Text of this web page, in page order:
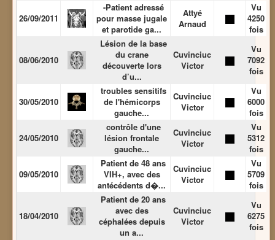
26/09/2011
-Patient adressé
pour masse jugale
et parotide ga...
Attyé
Arnaud
Vu
4250
fois
08/06/2010
Lésion de la base
du crane
découverte lors
d’u...
Cuvinciuc
Victor
Vu
7092
fois
30/05/2010
troubles sensitifs
de l'hémicorps
gauche...
Cuvinciuc
Victor
Vu
6000
fois
24/05/2010
contrôle d'une
lésion frontale
gauche...
Cuvinciuc
Victor
Vu
5312
fois
09/05/2010
Patient de 48 ans
VIH+, avec des
antécédents d�...
Cuvinciuc
Victor
Vu
5709
fois
18/04/2010
Patient de 20 ans
avec des
céphalées depuis
un a...
Cuvinciuc
Victor
Vu
6275
fois